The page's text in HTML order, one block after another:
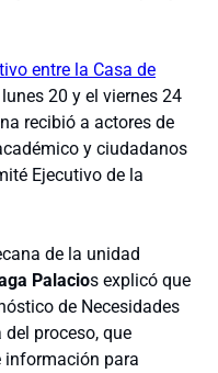
entre la Casa de
lunes 20 y el viernes 24
recibió a actores de
y ciudadanos
Ejecutivo de la
de la unidad
Palacios explicó que
de Necesidades
proceso, que
información para